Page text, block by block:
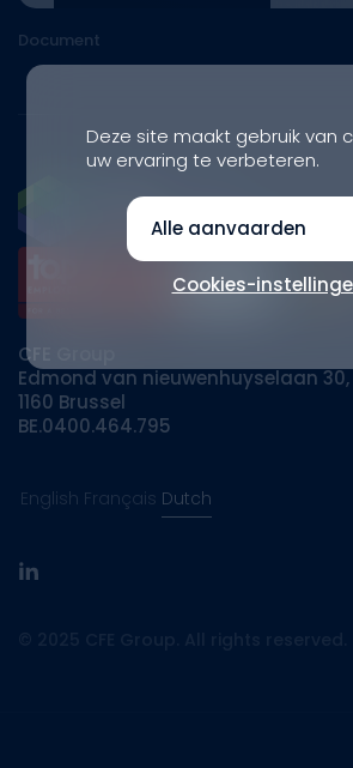
Document
CFE Group
Edmond van nieuwenhuyselaan 30,
1160 Brussel
BE.0400.464.795
English Français Dutch
linkedin
Deze site maakt gebruik van
uw ervaring te verbeteren.
Alle aanvaarden
Cookies-